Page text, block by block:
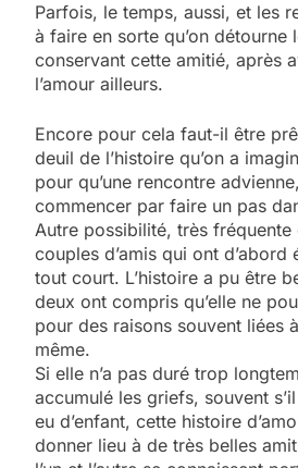
Parfois, le temps, aussi, et les
à faire en sorte qu’on détourne
conservant cette amitié, après
l’amour ailleurs.
Encore pour cela faut-il être
deuil de l’histoire qu’on a
pour qu’une rencontre
commencer par faire un pas
Autre possibilité, très fréquente
couples d’amis qui ont
tout court. L’histoire a pu être
deux ont compris qu’elle ne
pour des raisons souvent liées
même.
Si elle n’a pas duré trop
accumulé les griefs, souvent
eu d’enfant, cette histoire
donner lieu à de très belles